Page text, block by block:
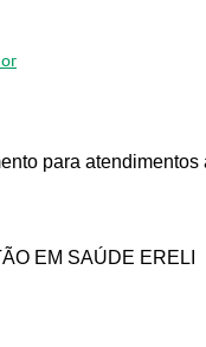
para
EM SAÚDE ERELI